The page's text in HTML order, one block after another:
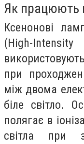
Як працюють
Ксенонові
(High-
при
між двома
біле світло.
полягає в
світла при